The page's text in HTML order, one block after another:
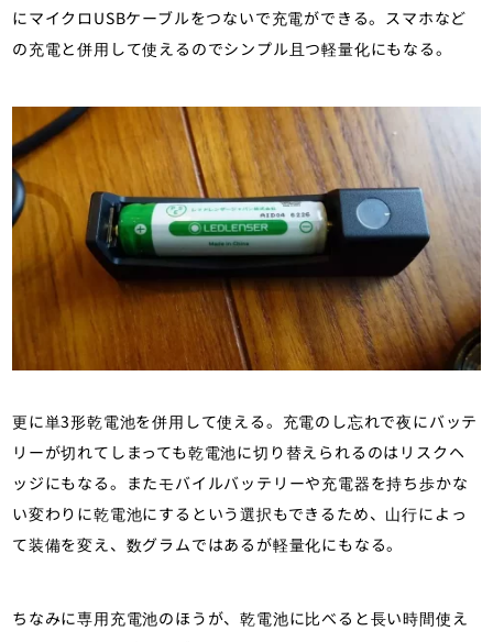
にマイクロUSBケーブルをつないで充電ができる。スマホなど
の充電と併用して使えるのでシンプル且つ軽量化にもなる。
更に単3形乾電池を併用して使える。充電のし忘れで夜にバッテ
リーが切れてしまっても乾電池に切り替えられるのはリスクヘ
ッジにもなる。またモバイルバッテリーや充電器を持ち歩かな
い変わりに乾電池にするという選択もできるため、山行によっ
て装備を変え、数グラムではあるが軽量化にもなる。
ちなみに専用充電池のほうが、乾電池に比べると長い時間使え